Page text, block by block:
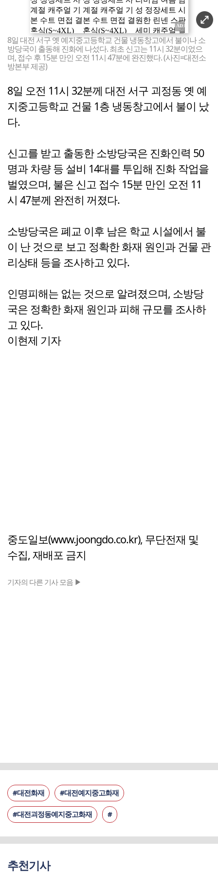
8일 대전 서구 옛 예지중고등학교 건물 냉동창고에서 불이나 소
방당국이 출동해 진화에 나섰다. 최초 신고는 11시 32분이었으
며, 접수 후 15분 만인 오전 11시 47분에 완진했다. (사진=대전소
방본부 제공)
8일 오전 11시 32분께 대전 서구 괴정동 옛 예
지중고등학교 건물 1층 냉동창고에서 불이 났
다.
신고를 받고 출동한 소방당국은 진화인력 50
명과 차량 등 설비 14대를 투입해 진화 작업을
벌였으며, 불은 신고 접수 15분 만인 오전 11
시 47분께 완전히 꺼졌다.
소방당국은 폐교 이후 남은 학교 시설에서 불
이 난 것으로 보고 정확한 화재 원인과 건물 관
리상태 등을 조사하고 있다.
인명피해는 없는 것으로 알려졌으며, 소방당
국은 정확한 화재 원인과 피해 규모를 조사하
고 있다.
이현제 기자
중도일보(www.joongdo.co.kr), 무단전재 및
수집, 재배포 금지
기자의 다른 기사 모음 ▶
#대전화재 #대전예지중고화재
#대전괴정동예지중고화재 #
추천기사